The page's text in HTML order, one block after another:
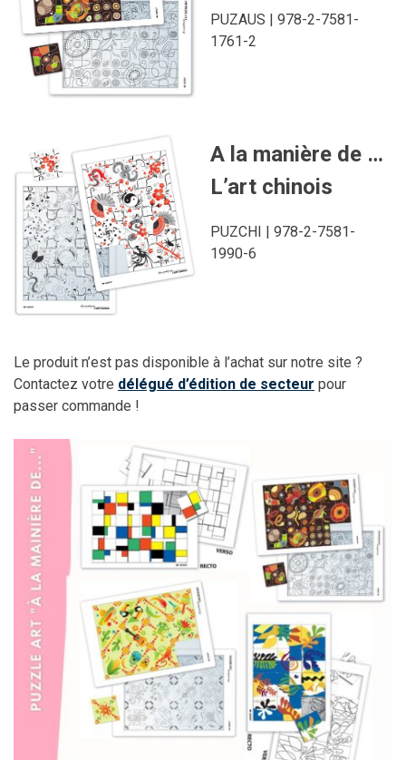
PUZAUS | 978-2-7581-
1761-2
A la manière de …
L’art chinois
PUZCHI | 978-2-7581-
1990-6
Le produit n’est pas disponible à l’achat sur notre site ?
Contactez votre délégué d’édition de secteur pour
passer commande !